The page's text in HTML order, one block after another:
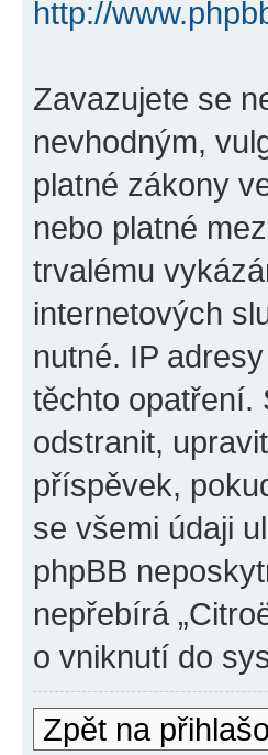
http://
Zavazujete se
nevhodným,
platné zákony
nebo platné
trvalému
internetových
nutné. IP
těchto opatření.
odstranit,
příspěvek,
se všemi údaji
phpBB
nepřebírá
o vniknutí do
Zpět na